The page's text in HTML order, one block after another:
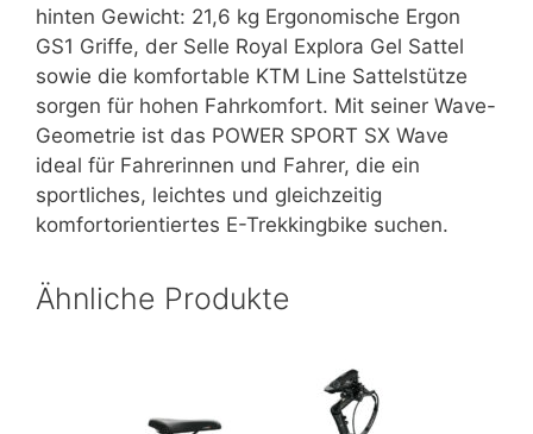
hinten Gewicht: 21,6 kg Ergonomische Ergon
GS1 Griffe, der Selle Royal Explora Gel Sattel
sowie die komfortable KTM Line Sattelstütze
sorgen für hohen Fahrkomfort. Mit seiner Wave-
Geometrie ist das POWER SPORT SX Wave
ideal für Fahrerinnen und Fahrer, die ein
sportliches, leichtes und gleichzeitig
komfortorientiertes E-Trekkingbike suchen.
Ähnliche Produkte